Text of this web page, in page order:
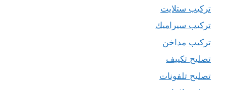
تركيب ستلايت
تركيب سيراميك
تركيب مداخن
تصليح تكييف
تصليح تلفونات